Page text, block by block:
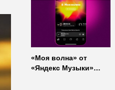
«Моя волна» от
«Яндекс Музыки»